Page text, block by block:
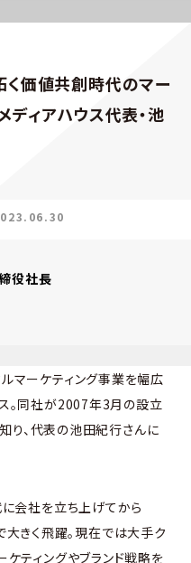
く価値共創時代のマー
ディアハウス代表・池
役社長
マーケティング事業を幅広
。同社が2007年3月の設立
、代表の池田紀行さんに
会社を立ち上げてから
きく飛躍。現在では大手ク
ケティングやブランド戦略を